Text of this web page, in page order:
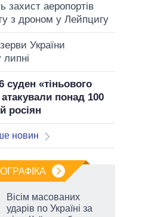
захист аеропортів
з дроном у Лейпцигу
України
суден «тіньового
понад 100
росіян
новин
Вісім масованих
ударів по Україні за